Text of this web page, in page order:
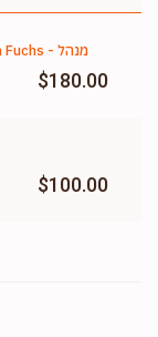
Mordechai Choneh Fuchs - מנהל
$180.00
$100.00